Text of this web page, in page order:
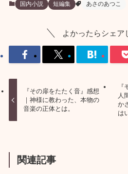
国内小説 短編集 あさのあつこ
よかったらシェア
『その扉をたたく音』感想
｜神様に教わった、本物の
音楽の正体とは。
人
か
は
関連記事